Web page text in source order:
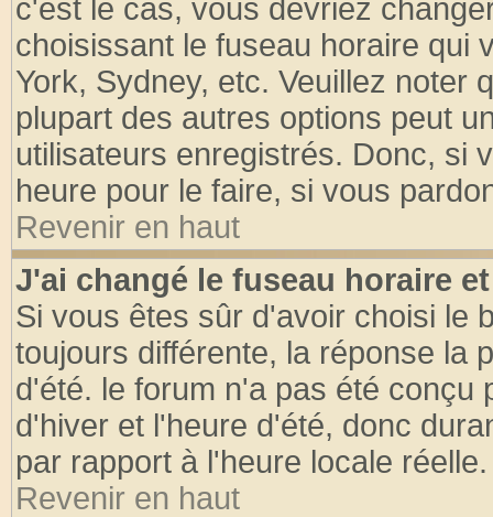
c'est le cas, vous devriez
choisissant le fuseau horaire qui
York, Sydney, etc. Veuillez noter
plupart des autres options peut
utilisateurs enregistrés. Donc, si
heure pour le faire, si vous
Revenir en haut
J'ai changé le fuseau horaire
Si vous êtes sûr d'avoir choisi le
toujours différente, la réponse la
d'été. le forum n'a pas été conçu
d'hiver et l'heure d'été, donc
par rapport à l'heure locale réelle.
Revenir en haut